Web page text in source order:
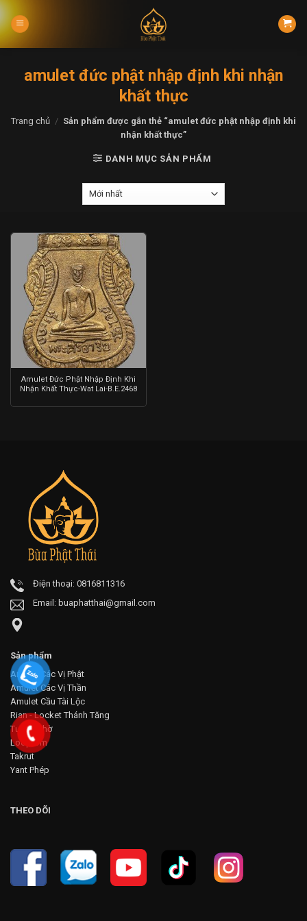
Skip
to
content
amulet đức phật nhập định khi nhận
khất thực
Trang chủ / Sản phẩm được gắn thẻ “amulet đức phật nhập định khi
nhận khất thực”
DANH MỤC SẢN PHẨM
Amulet Đức Phật Nhập Định Khi
Nhận Khất Thực-Wat Lai-B.E.2468
Điện thoại: 0816811316
Email: buaphatthai@gmail.com
Sản phẩm
Amulet Các Vị Phật
Amulet Các Vị Thần
Amulet Cầu Tài Lộc
Rian - Locket Thánh Tăng
Tượng Thờ
Loop Om
Takrut
Yant Phép
THEO DÕI